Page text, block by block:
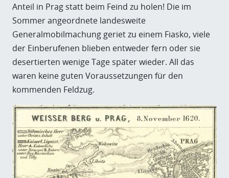
Anteil in Prag statt beim Feind zu holen! Die im
Sommer angeordnete landesweite
Generalmobilmachung geriet zu einem Fiasko, viele
der Einberufenen blieben entweder fern oder sie
desertierten wenige Tage später wieder. All das
waren keine guten Voraussetzungen für den
kommenden Feldzug.